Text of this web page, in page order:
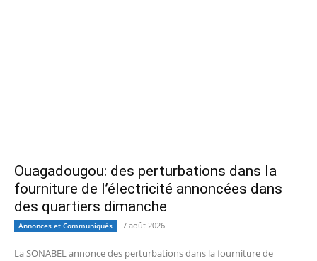
Ouagadougou: des perturbations dans la
fourniture de l’électricité annoncées dans
des quartiers dimanche
Annonces et Communiqués 7 août 2026
La SONABEL annonce des perturbations dans la fourniture de